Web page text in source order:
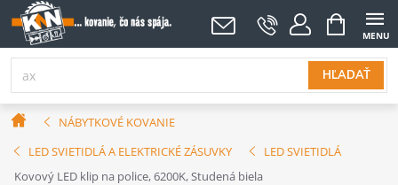
Prejsť
na
obsah
HĽADAŤ
NÁKUPNÝ
KOŠÍK
DomovNÁBYTKOVÉ KOVANIE
LED SVIETIDLÁ A ELEKTRICKÉ ZÁSUVKY
LED SVIETIDLÁ
Kovový LED klip na police, 6200K, Studená biela